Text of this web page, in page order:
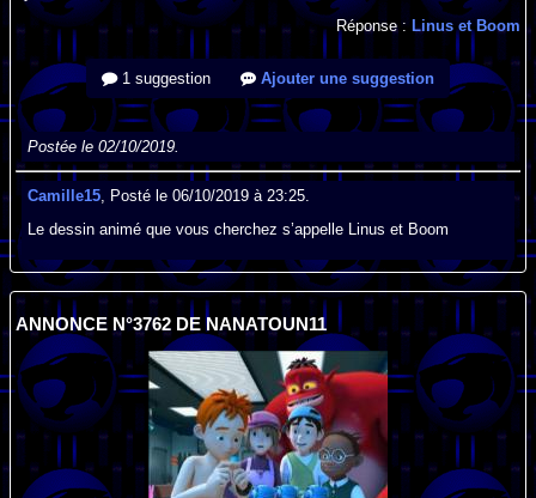
Réponse : Linus et Boom
1 suggestion Ajouter une suggestion
Postée le 02/10/2019.
Camille15 , Posté le 06/10/2019 à 23:25.
Le dessin animé que vous cherchez s’appelle Linus et Boom
ANNONCE N°3762 DE NANATOUN11